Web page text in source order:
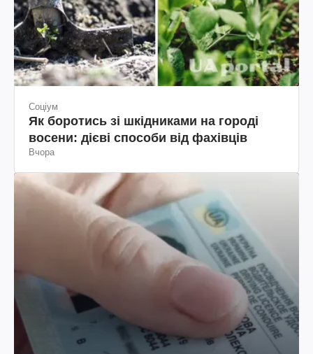
Соціум
Як боротись зі шкідниками на городі
восени: дієві способи від фахівців
Вчора